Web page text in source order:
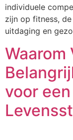
individuele
zijn op fitness,
uitdaging en
Waarom
voor